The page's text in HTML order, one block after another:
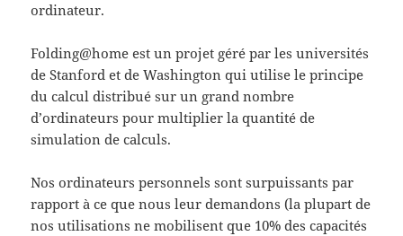
ordinateur.
Folding@home est un projet géré par les universités
de Stanford et de Washington qui utilise le principe
du calcul distribué sur un grand nombre
d’ordinateurs pour multiplier la quantité de
simulation de calculs.
Nos ordinateurs personnels sont surpuissants par
rapport à ce que nous leur demandons (la plupart de
nos utilisations ne mobilisent que 10% des capacités